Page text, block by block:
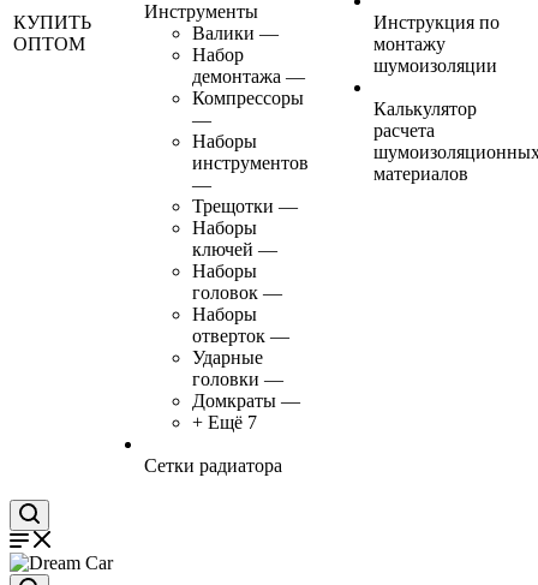
КУПИТЬ
ОПТОМ
Инструменты
Валики —
Набор
демонтажа —
Компрессоры
—
Наборы
инструментов
—
Трещотки —
Наборы
ключей —
Наборы
головок —
Наборы
отверток —
Ударные
головки —
Домкраты —
+ Ещё 7
Сетки радиатора
Инструкция по
монтажу
шумоизоляции
Калькулятор
расчета
материалов